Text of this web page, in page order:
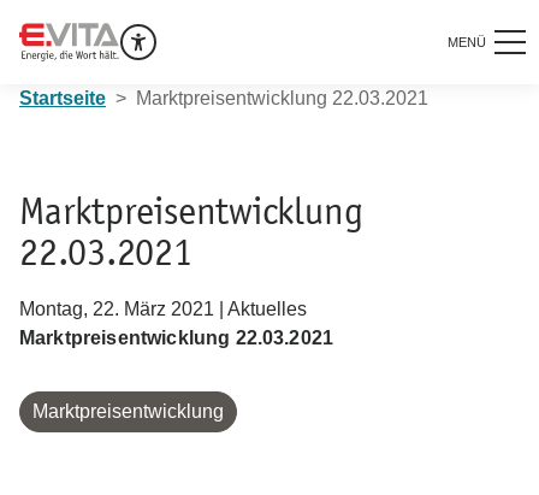
MENÜ
Startseite Marktpreisentwicklung 22.03.2021
Marktpreisentwicklung
22.03.2021
Montag, 22. März 2021 | Aktuelles
Marktpreisentwicklung 22.03.2021
Marktpreisentwicklung